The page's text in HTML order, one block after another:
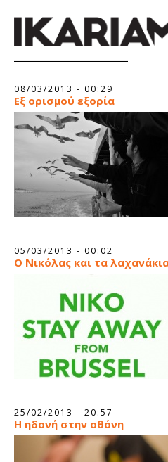
08/03/2013 - 00:29
Εξ ορισμού εξορία
05/03/2013 - 00:02
Ο Νικόλας και τα
25/02/2013 - 20:57
Η ηδονή στην οθόνη